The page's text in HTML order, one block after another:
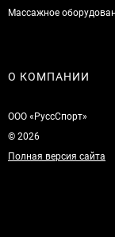
Массажное
О КОМПАНИИ
ООО «РуссСпорт»
© 2026
Полная версия сайта